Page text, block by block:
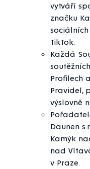
vytváří
značku
TikTok.
Každá
Profilech
Pravidel,
výslovně
Daunen
Kamýk
nad
v Praze.